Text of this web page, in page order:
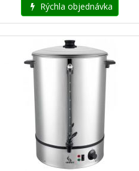
Rýchla objednávka